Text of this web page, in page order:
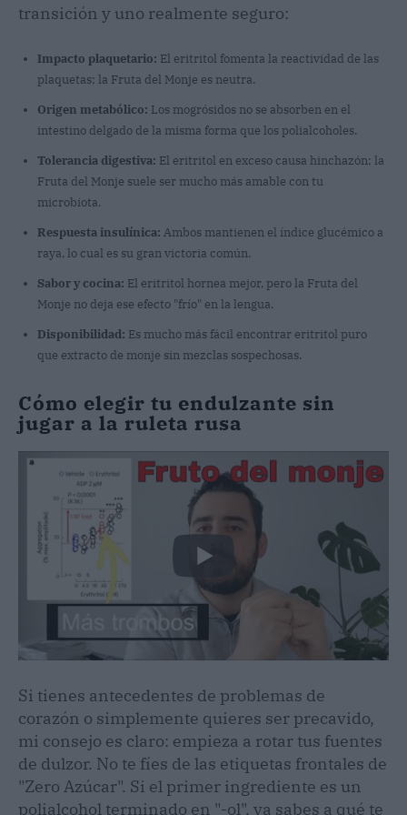
transición y uno realmente seguro:
Impacto plaquetario: El eritritol fomenta la reactividad de las
plaquetas; la Fruta del Monje es neutra.
Origen metabólico: Los mogrósidos no se absorben en el
intestino delgado de la misma forma que los polialcoholes.
Tolerancia digestiva: El eritritol en exceso causa hinchazón; la
Fruta del Monje suele ser mucho más amable con tu
microbiota.
Respuesta insulínica: Ambos mantienen el índice glucémico a
raya, lo cual es su gran victoria común.
Sabor y cocina: El eritritol hornea mejor, pero la Fruta del
Monje no deja ese efecto "frío" en la lengua.
Disponibilidad: Es mucho más fácil encontrar eritritol puro
que extracto de monje sin mezclas sospechosas.
Cómo elegir tu endulzante sin
jugar a la ruleta rusa
Si tienes antecedentes de problemas de
corazón o simplemente quieres ser precavido,
mi consejo es claro: empieza a rotar tus fuentes
de dulzor. No te fíes de las etiquetas frontales de
"Zero Azúcar". Si el primer ingrediente es un
polialcohol terminado en "-ol", ya sabes a qué te